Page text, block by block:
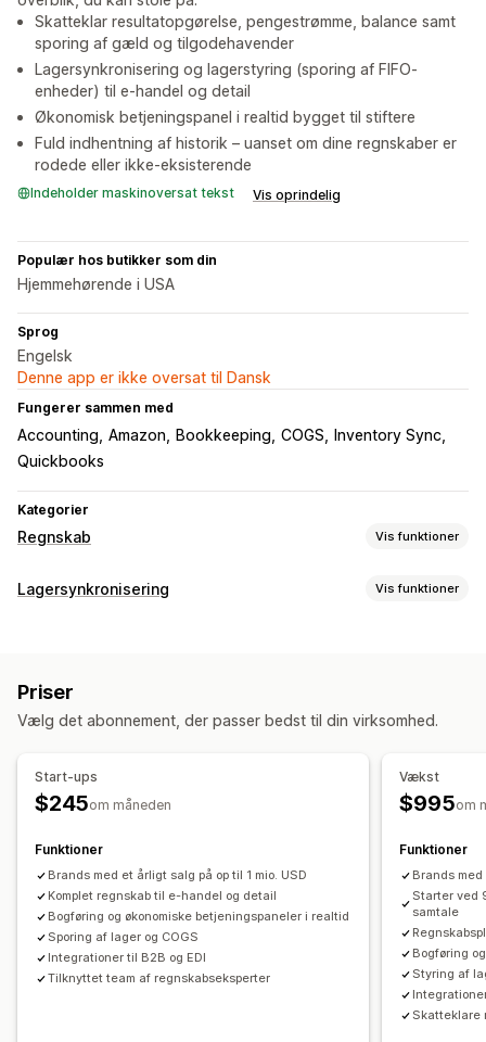
Skatteklar resultatopgørelse, pengestrømme, balance samt
sporing af gæld og tilgodehavender
Lagersynkronisering og lagerstyring (sporing af FIFO-
enheder) til e-handel og detail
Økonomisk betjeningspanel i realtid bygget til stiftere
Fuld indhentning af historik – uanset om dine regnskaber er
rodede eller ikke-eksisterende
Indeholder maskinoversat tekst Vis oprindelig
Populær hos butikker som din
Hjemmehørende i USA
Sprog
Engelsk
Denne app er ikke oversat til Dansk
Fungerer sammen med
Accounting Amazon Bookkeeping COGS
Inventory Sync
Quickbooks
Kategorier
Regnskab Vis funktioner
Regnskabsrapporter
Finansiel drift
Skattefritagelser
Multivaluta
Flere kanaler
Oversigt over dagligt salg
Ordredetaljer
Transaktioner
Udbetalinger Lagerbeholdning og produkt
Lagersynkronisering i realtid Bankafstemning
Import af historiske data
Lagersynkronisering Vis funktioner
Priser
Vælg det abonnement, der passer bedst til din virksomhed.
Start-ups
$245om måneden
Funktioner
Brands med et årligt salg på op til 1 mio. USD
Komplet regnskab til e-handel og detail
Bogføring og økonomiske betjeningspaneler i realtid
Sporing af lager og COGS
Integrationer til B2B og EDI
Tilknyttet team af regnskabseksperter
Vækst
$995om
Funktioner
Brands
Starter ved
samtale
Bogføring
Styring af
Skatteklare